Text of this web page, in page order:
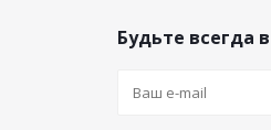
Будьте всегда